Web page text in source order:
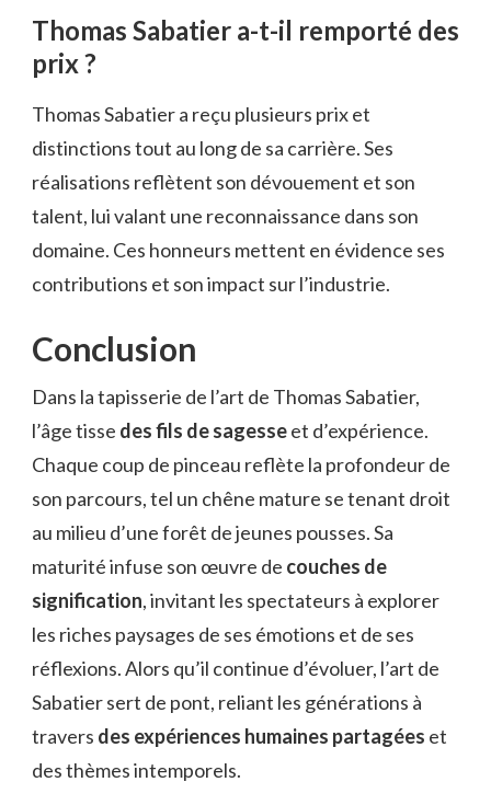
Thomas Sabatier a-t-il remporté des
prix ?
Thomas Sabatier a reçu plusieurs prix et
distinctions tout au long de sa carrière. Ses
réalisations reflètent son dévouement et son
talent, lui valant une reconnaissance dans son
domaine. Ces honneurs mettent en évidence ses
contributions et son impact sur l’industrie.
Conclusion
Dans la tapisserie de l’art de Thomas Sabatier,
l’âge tisse des fils de sagesseet d’expérience.
Chaque coup de pinceau reflète la profondeur de
son parcours, tel un chêne mature se tenant droit
au milieu d’une forêt de jeunes pousses. Sa
maturité infuse son œuvre de couches de
signification, invitant les spectateurs à explorer
les riches paysages de ses émotions et de ses
réflexions. Alors qu’il continue d’évoluer, l’art de
Sabatier sert de pont, reliant les générations à
travers des expériences humaines partagées et
des thèmes intemporels.